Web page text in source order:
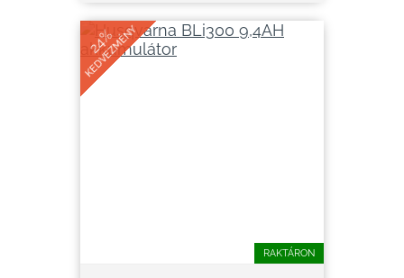
RAKTÁRON
24%
KEDVEZMÉNY